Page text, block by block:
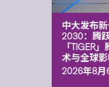
中大发布
2030：腾
「TIGER
术与全球
2026年8月